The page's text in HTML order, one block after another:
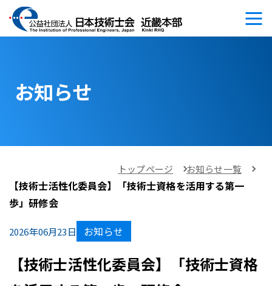
お知らせ
トップページ お知らせ一覧
【技術士活性化委員会】「技術士資格を活用する第一
歩」研修会
2026年06月23日 お知らせ
【技術士活性化委員会】「技術士資格